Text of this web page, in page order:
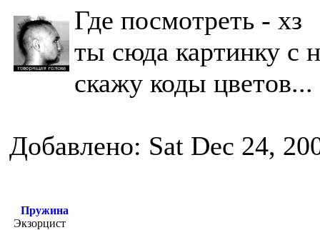
Где посмотреть - хз
ты сюда картинку с
скажу коды цветов...
Добавлено: Sat Dec 24,
Пружина
Экзорцист